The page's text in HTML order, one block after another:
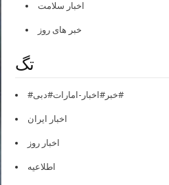
اخبار سلامت
خبر های روز
تگ
#خبر#اخبار-امارات#دبی#
اخبار ایران
اخبار روز
اطلاعیه